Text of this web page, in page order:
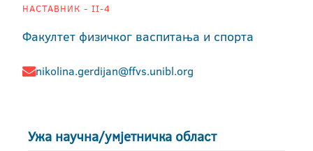
НАСТАВНИК - II-4
Факултет физичког васпитања и спорта
nikolina.gerdijan@ffvs.unibl.org
Ужа научна/умјетничка област